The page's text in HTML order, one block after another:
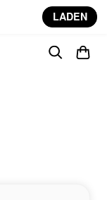
LADEN